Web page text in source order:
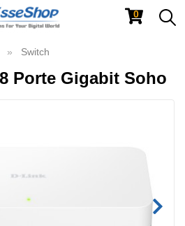
0
Switch
Porte Gigabit Soho